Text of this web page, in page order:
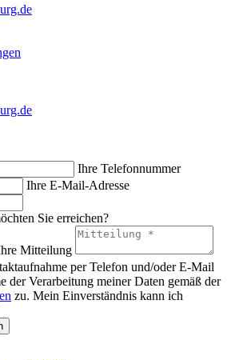
Ihre Telefonnummer
Ihre E-Mail-Adresse
Sie erreichen?
Mitteilung
per Telefon und/oder E-Mail
der Verarbeitung meiner Daten gemäß der
zu. Mein Einverständnis kann ich